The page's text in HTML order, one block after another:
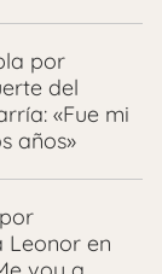
por
del
«Fue mi
años»
Leonor en